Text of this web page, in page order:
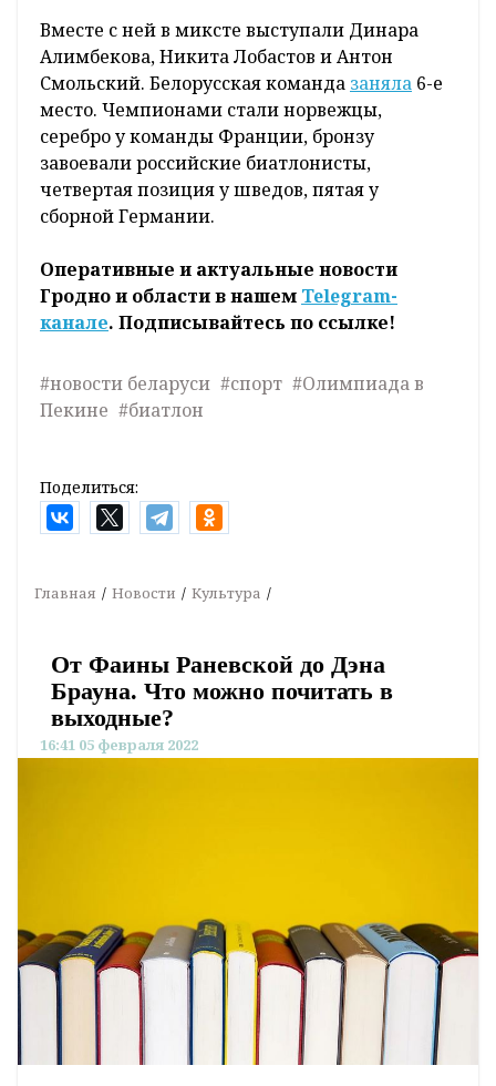
Вместе с ней в миксте выступали Динара
Алимбекова, Никита Лобастов и Антон
Смольский. Белорусская команда заняла 6-е
место. Чемпионами стали норвежцы,
серебро у команды Франции, бронзу
завоевали российские биатлонисты,
четвертая позиция у шведов, пятая у
сборной Германии.
Оперативные и актуальные новости
Гродно и области в нашем Telegram-
канале. Подписывайтесь по ссылке!
#новости беларуси #спорт #Олимпиада в
Пекине #биатлон
Поделиться:
Главная Новости Культура
От Фаины Раневской до Дэна
Брауна. Что можно почитать в
выходные?
16:41 05 февраля 2022